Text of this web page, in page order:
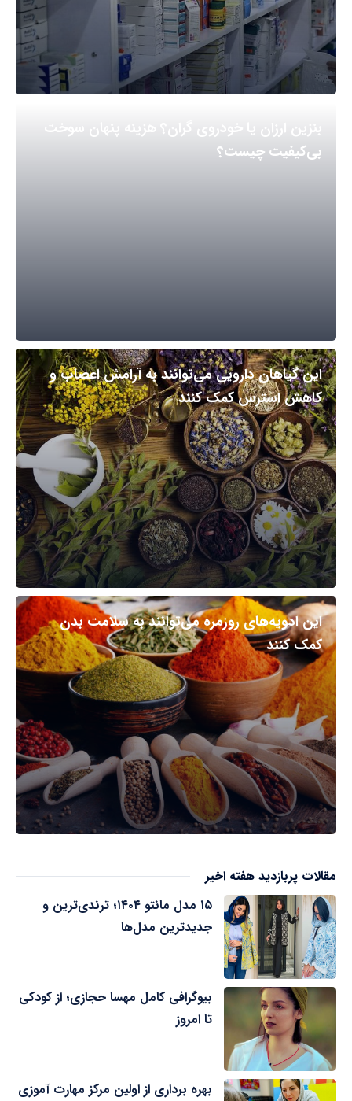
بنزین ارزان یا خودروی گران؟ هزینه پنهان سوخت
بی‌کیفیت چیست؟
این گیاهان دارویی می‌توانند به آرامش اعصاب و
کاهش استرس کمک کنند
این ادویه‌های روزمره می‌توانند به سلامت بدن
کمک کنند
مقالات پربازدید هفته اخیر
۱۵ مدل مانتو ۱۴۰۴؛ ترندی‌ترین و
جدیدترین مدل‌ها
بیوگرافی کامل مهسا حجازی؛ از کودکی
تا امروز
بهره برداری از اولین مرکز مهارت آموزی